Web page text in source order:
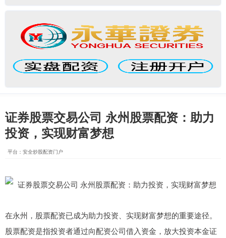
证券股票交易公司 永州股票配资：助力
投资，实现财富梦想
平台：安全炒股配资门户
在永州，股票配资已成为助力投资、实现财富梦想的重要途径。
股票配资是指投资者通过向配资公司借入资金，放大投资本金证